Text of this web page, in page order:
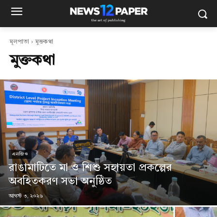
মূলপাতা মুক্তকথা
মুক্তকথা
এনজিও
রাঙামাটিতে মা ও শিশু সহায়তা প্রকল্পের
অবহিতকরণ সভা অনুষ্ঠিত
আগস্ট ৩, ২০২৬